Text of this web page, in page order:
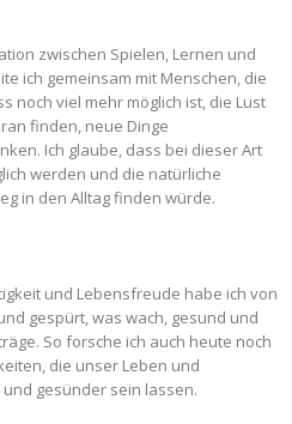
zwischen Spielen, Lernen und
ich gemeinsam mit Menschen, die
noch viel mehr möglich ist, die Lust
finden, neue Dinge
Ich glaube, dass bei dieser Art
werden und die natürliche
in den Alltag finden würde.
und Lebensfreude habe ich von
gespürt, was wach, gesund und
So forsche ich auch heute noch
die unser Leben und
gesünder sein lassen.